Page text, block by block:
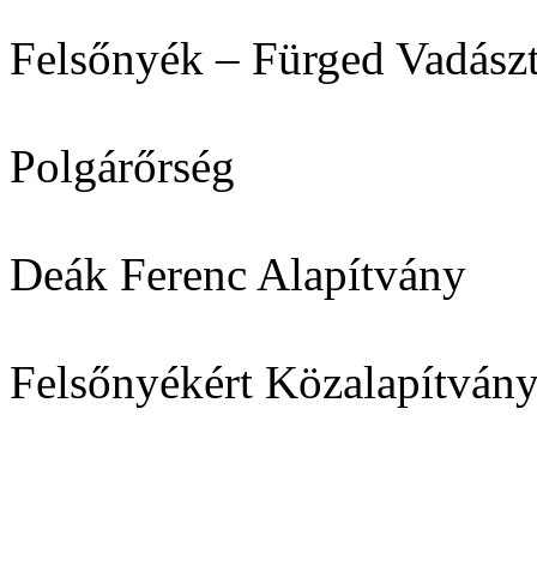
Felsőnyék – Fürged
Polgárőrség
Deák Ferenc Alapítvány
Felsőnyékért